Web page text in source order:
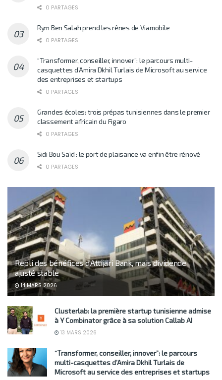
0 PARTAGES
Rym Ben Salah prend les rênes de Viamobile
0 PARTAGES
“Transformer, conseiller, innover”: le parcours multi-
casquettes d’Amira Dkhil Turlais de Microsoft au service
des entreprises et startups
0 PARTAGES
Grandes écoles: trois prépas tunisiennes dans le premier
classement africain du Figaro
0 PARTAGES
Sidi Bou Saïd : le port de plaisance va enfin être rénové
0 PARTAGES
Repli des bénéfices d’Attijari Bank, mais dividende
ajusté stable
14 MARS 2026
Clusterlab: la première startup tunisienne admise
à Y Combinator grâce à sa solution Callab AI
13 MARS 2026
“Transformer, conseiller, innover”: le parcours
multi-casquettes d’Amira Dkhil Turlais de
Microsoft au service des entreprises et startups